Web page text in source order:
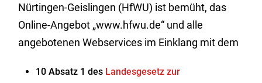
Nürtingen-Geislingen (HfWU) ist bemüht, das
Online-Angebot „www.hfwu.de“ und alle
angebotenen Webservices im Einklang mit dem
10 Absatz 1 des Landesgesetz zur